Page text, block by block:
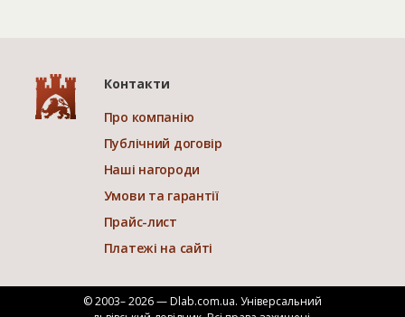
Контакти
Про компанію
Публічний договір
Наші нагороди
Умови та гарантії
Прайс-лист
Платежі на сайті
© 2003– 2026 — Dlab.com.ua. Універсальний